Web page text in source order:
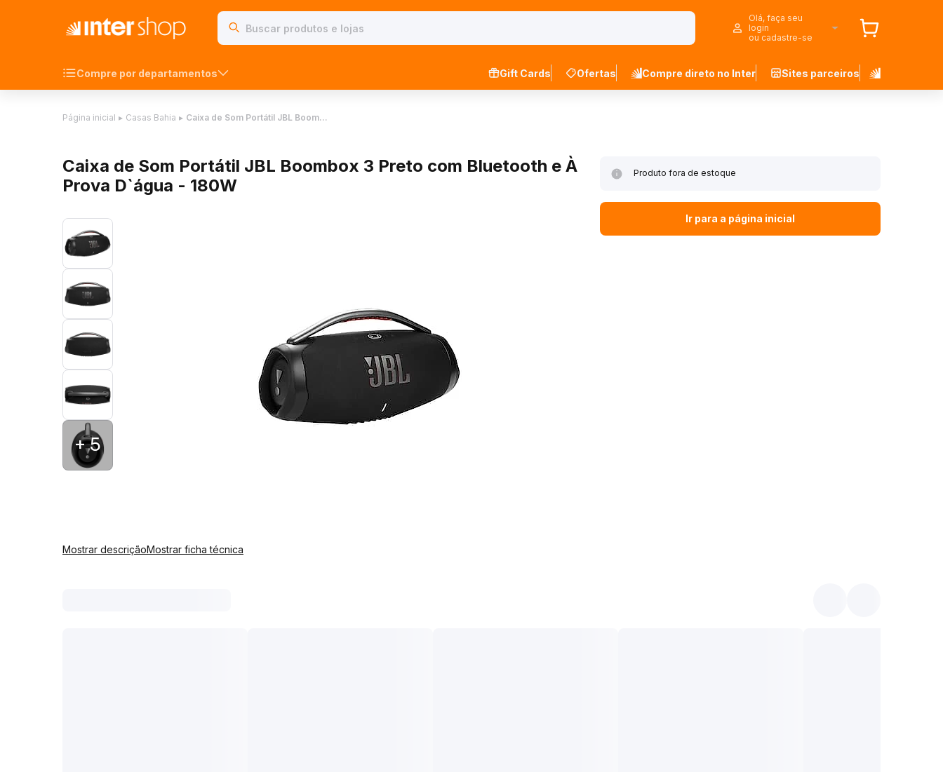
Olá, faça seu
login
ou cadastre-se
Compre por departamentos Gift Cards Ofertas Compre direto no Inter Sites parceiros
Página inicial ▸ Casas Bahia ▸ Caixa de Som Portátil JBL Boom…
Caixa de Som Portátil JBL Boombox 3 Preto com Bluetooth e À
Prova D`água - 180W
+ 5
Mostrar descriçãoMostrar ficha técnica
Produto fora de estoque
Ir para a página inicial